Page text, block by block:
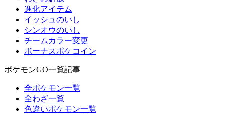
進化アイテム
イッシュのいし
シンオウのいし
チームカラー変更
ボーナスポケコイン
ポケモンGO一覧記事
全ポケモン一覧
全わざ一覧
色違いポケモン一覧